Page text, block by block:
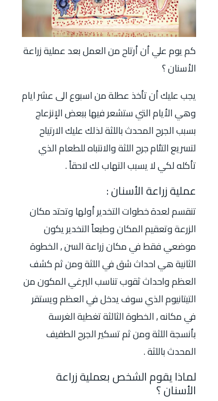
كم يوم علي أن أرتاح من العمل بعد عملية زراعة
الأسنان ؟
يجب عليك أن تأخذ عطلة من اسبوع الى عشر ايام
وهي الأيام التي ستشعر فيها ببعض الإنزعاج
بسبب الجرح المحدث باللثة لذلك عليك الارتياح
لتسريع التئام جرح اللثة والانتباه للطعام الذي
تأكله لكي لا يسبب التهاب لك لاحقاً .
عملية زراعة الأسنان :
تنقسم لعدة خطوات التخدير أولها وتحتد مكان
الزرعة وتعقيم المكان وطبعاً التخدير يكون
موضعي فقط في مكان زراعة السن , الخطوة
الثانية هي احداث شق في اللثة ومن ثم كشف
العظم واحداث ثقوب تناسب البرغي المكون من
التيتانيوم الذي سوف يدخل في العظم ويستقر
في مكانه , الخطوة الثالثة تغطية الغرسة
بأنسجة اللثة ومن ثم تسكير الجرح الطفيف
المحدث باللثة .
لماذا يقوم الشخص بعملية زراعة
الأسنان ؟